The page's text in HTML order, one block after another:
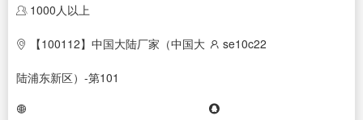
1000人以上
【100112】中国大陆厂家（中国大
陆浦东新区）-第101
se10c22